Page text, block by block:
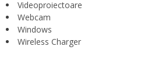
Videoproiectoare
Webcam
Windows
Wireless Charger